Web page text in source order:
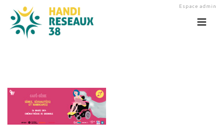
Espace admin